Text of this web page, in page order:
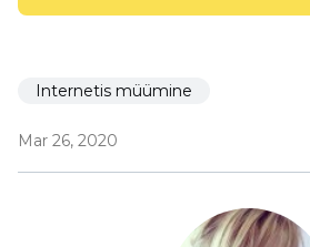
Internetis müümine
Mar 26, 2020